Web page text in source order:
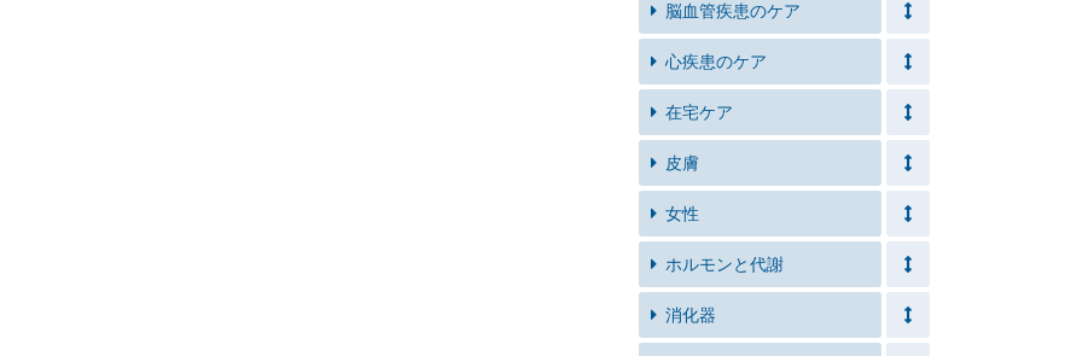
脳血管疾患のケア
心疾患のケア
在宅ケア
皮膚
女性
ホルモンと代謝
消化器